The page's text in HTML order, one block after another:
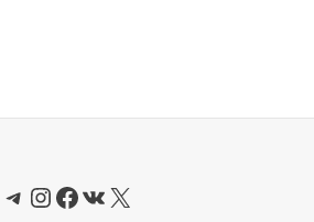
Telegram
Instagram
Facebook
ВКонтакте
X